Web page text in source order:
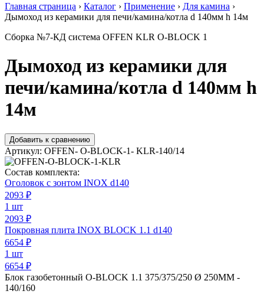
Главная страница › Каталог › Применение › Для камина ›
Дымоход из керамики для печи/камина/котла d 140мм h 14м
Сборка №7-КД система OFFEN KLR О-BLOCK 1
Дымоход из керамики для
печи/камина/котла d 140мм h
14м
Добавить к сравнению
Артикул: OFFEN- O-BLOCK-1- KLR-140/14
Состав комплекта:
Оголовок с зонтом INOX d140
2093 ₽
1 шт
2093 ₽
Покровная плита INOX BLOCK 1.1 d140
6654 ₽
1 шт
6654 ₽
Блок газобетонный O-BLOCK 1.1 375/375/250 Ø 250ММ -
140/160